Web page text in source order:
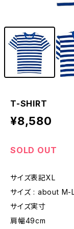
T-SHIRT
¥8,580
SOLD OUT
サイズ表記XL
サイズ : about M-
サイズ実寸
肩幅49cm